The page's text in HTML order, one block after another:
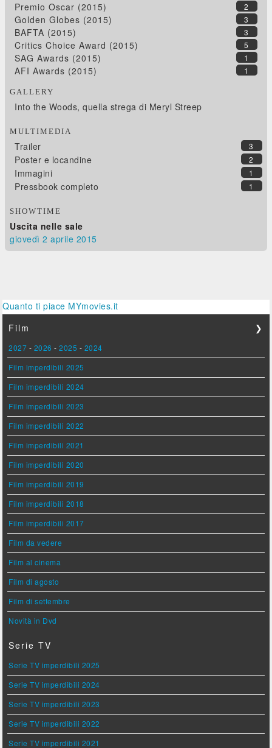
2
Premio Oscar (2015)
3
Golden Globes (2015)
3
BAFTA (2015)
5
Critics Choice Award (2015)
1
SAG Awards (2015)
1
AFI Awards (2015)
GALLERY
Into the Woods, quella strega di Meryl Streep
MULTIMEDIA
3
Trailer
2
Poster e locandine
1
Immagini
1
Pressbook completo
SHOWTIME
Uscita nelle sale
giovedì 2 aprile 2015
Quanto ti piace MYmovies.it
Film
❯
2027 - 2026 -2025 - 2024
Film imperdibili 2025
Film imperdibili 2024
Film imperdibili 2023
Film imperdibili 2022
Film imperdibili 2021
Film imperdibili 2020
Film imperdibili 2019
Film imperdibili 2018
Film imperdibili 2017
Film da vedere
Film al cinema
Film di agosto
Film di settembre
Novità in Dvd
Serie TV
Serie TV imperdibili 2025
Serie TV imperdibili 2024
Serie TV imperdibili 2023
Serie TV imperdibili 2022
Serie TV imperdibili 2021